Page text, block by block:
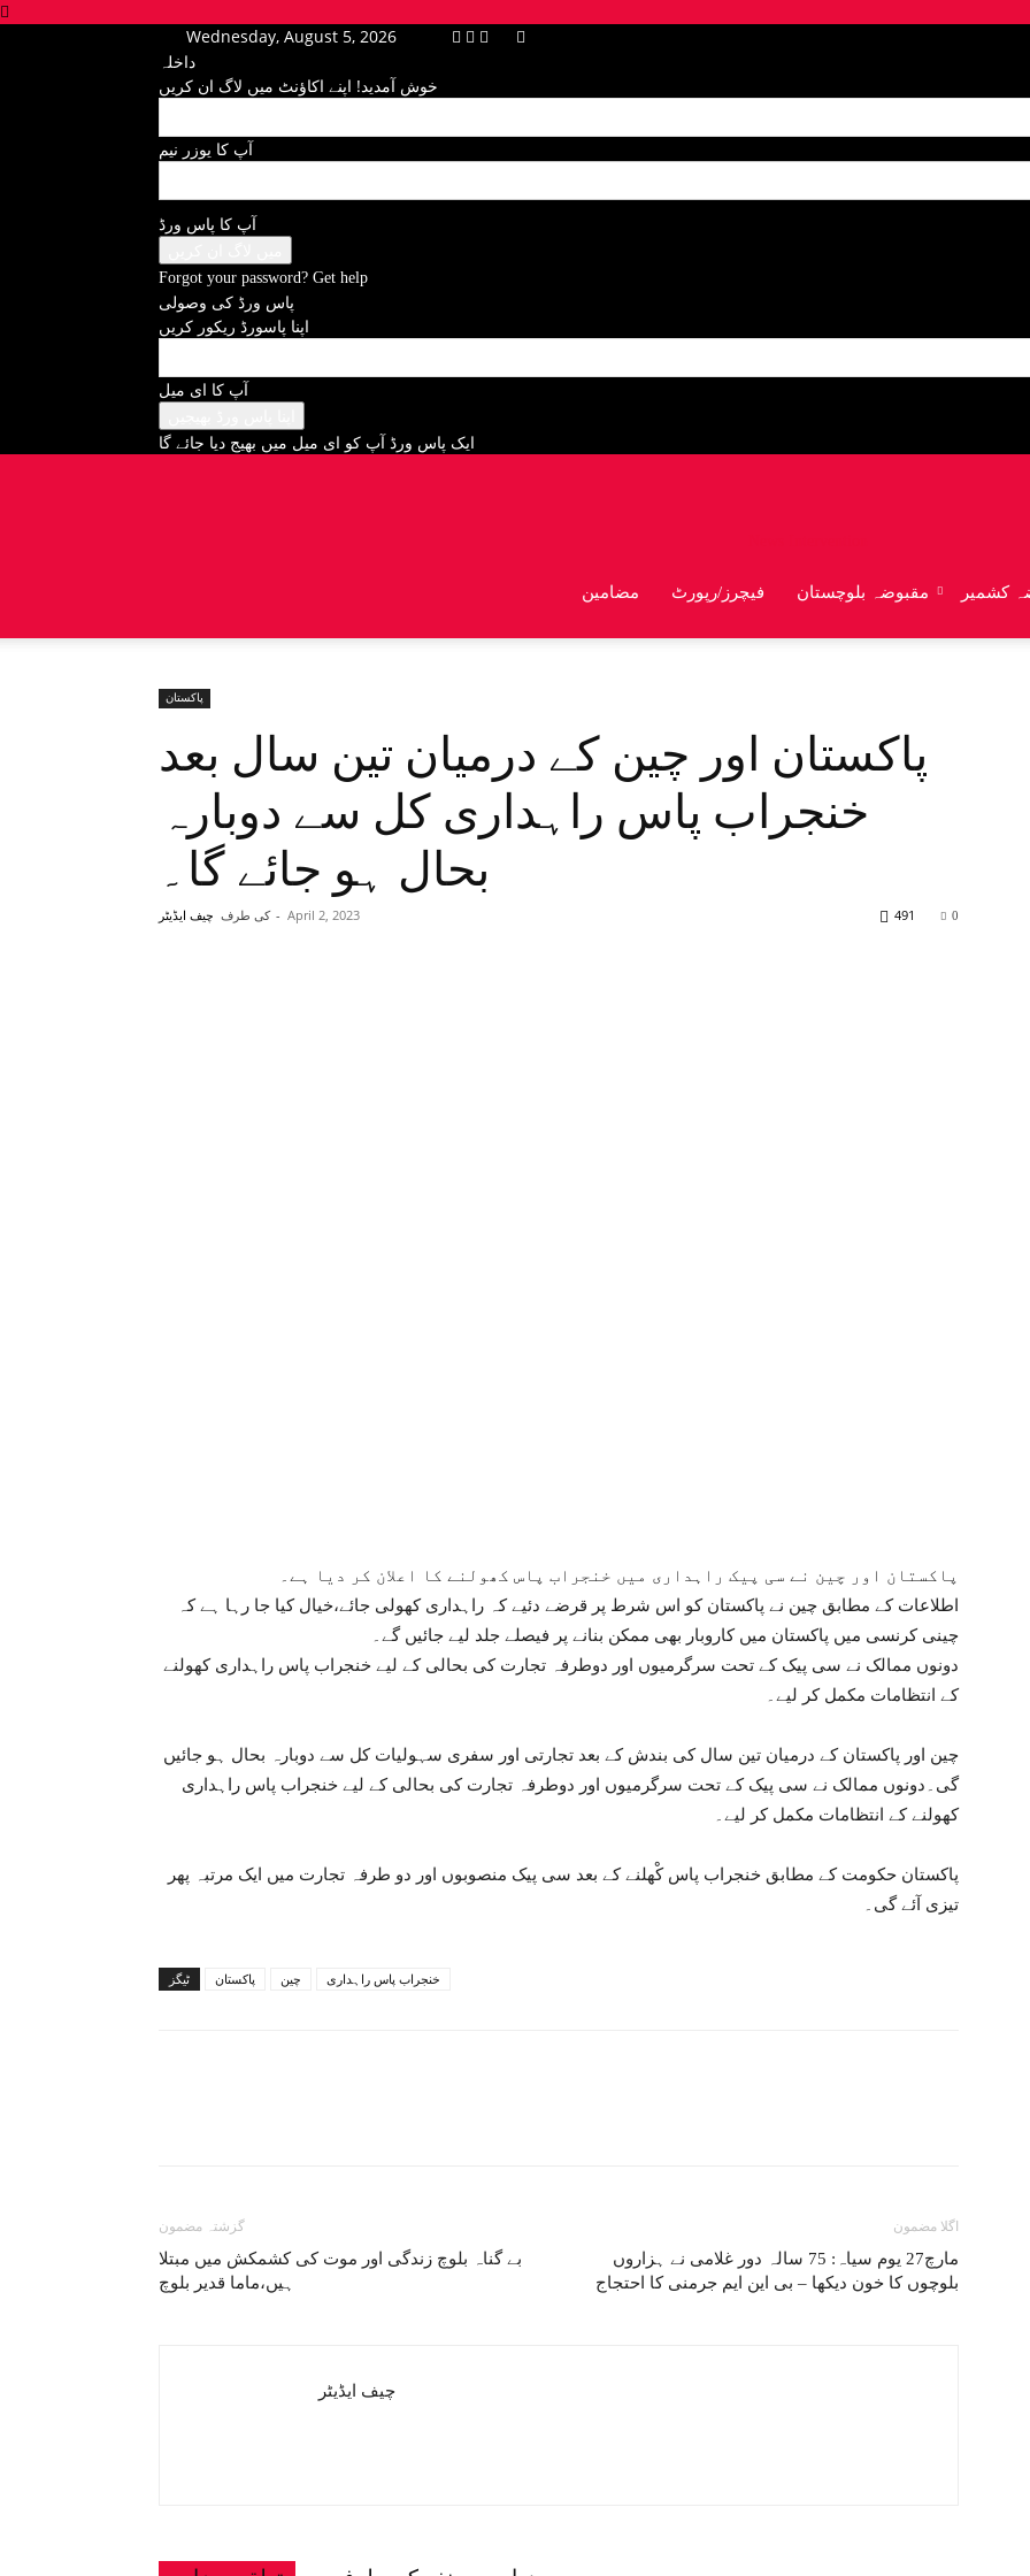
Wednesday, August 5, 2026
داخلہ
خوش آمدید! اپنے اکاؤنٹ میں لاگ ان کریں
آپ کا يوزر نيم
آپ کا پاس ورڈ
Forgot your password? Get help
پاس ورڈ کی وصولی
اپنا پاسورڈ ريکور کريں
آپ کا ای میل
ایک پاس ورڈ آپ کو ای ميل ميں بھیج دیا جائے گا
مضامین فیچرز/رپورٹ مقبوضہ بلوچستان کشمیر
پاکستان
پاکستان اور چین کے درمیان تین سال بعد
خنجراب پاس راہداری کل سے دوبارہ
بحال ہو جائے گا۔
کی طرف چیف ایڈیٹر - April 2, 2023 0
491
پاکستان اور چین نے سی پیک راہداری میں خنجراب پاس کھولنے کا اعلان کر دیا ہے۔
اطلاعات کے مطابق چین نے پاکستان کو اس شرط پر قرضے دئیے کہ راہداری کھولی جائے،خیال کیا جا رہا ہے کہ
چینی کرنسی میں پاکستان میں کاروبار بھی ممکن بنانے پر فیصلے جلد لیے جائیں گے۔
دونوں ممالک نے سی پیک کے تحت سرگرمیوں اور دوطرفہ تجارت کی بحالی کے لیے خنجراب پاس راہداری کھولنے
کے انتظامات مکمل کر لیے۔
چین اور پاکستان کے درمیان تین سال کی بندش کے بعد تجارتی اور سفری سہولیات کل سے دوبارہ بحال ہو جائیں
گی۔دونوں ممالک نے سی پیک کے تحت سرگرمیوں اور دوطرفہ تجارت کی بحالی کے لیے خنجراب پاس راہداری
کھولنے کے انتظامات مکمل کر لیے۔
پاکستان حکومت کے مطابق خنجراب پاس کْھلنے کے بعد سی پیک منصوبوں اور دو طرفہ تجارت میں ایک مرتبہ پھر
تیزی آئے گی۔
ٹیگز پاکستان چین خنجراب پاس راہداری
گزشتہ مضمون
بے گناہ بلوچ زندگی اور موت کی کشمکش میں مبتلا
ہیں،ماما قدیر بلوچ
اگلا مضمون
مارچ27 یوم سیاہ: 75 سالہ دور غلامی نے ہزاروں
بلوچوں کا خون دیکھا – بی این ایم جرمنی کا احتجاج
چیف ایڈیٹر